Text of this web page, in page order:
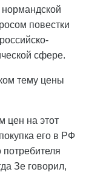
повестки
сфере.
тему цены
цен на этот
его в РФ
потребителя
Зе говорил,